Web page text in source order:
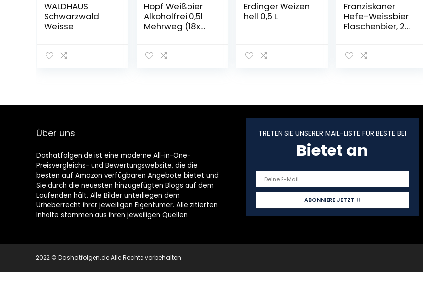
WALDHAUS
Schwarzwald
Weisse
Hopf Weißbier
Alkoholfrei 0,5l
Mehrweg (18x
Erdinger Weizen
hell 0,5 L
Franziskaner
Hefe-Weissbier
Flaschenbier, 20
Über uns
Dashatfolgen.de ist eine moderne All-in-One-
Preisvergleichs- und Bewertungswebsite, die die
besten auf Amazon verfügbaren Angebote bietet und
Sie durch die neuesten hinzugefügten Blogs auf dem
Laufenden hält. Alle Bilder unterliegen dem
Urheberrecht ihrer jeweiligen Eigentümer. Alle zitierten
Inhalte stammen aus ihren jeweiligen Quellen.
TRETEN SIE UNSERER MAIL-LISTE FÜR BESTE BEI
Bietet an
2022 © Dashatfolgen.de Alle Rechte vorbehalten